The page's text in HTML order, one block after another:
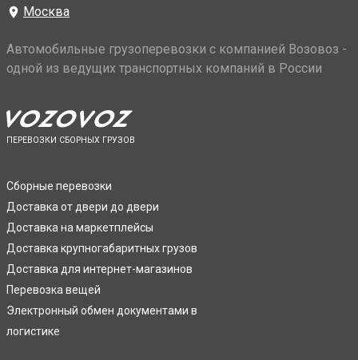
Москва
Автомобильные грузоперевозки с компанией Возовоз -
одной из ведущих транспортных компаний в России
ПЕРЕВОЗКИ СБОРНЫХ ГРУЗОВ
Сборные перевозки
Доставка от двери до двери
Доставка на маркетплейсы
Доставка крупногабаритных грузов
Доставка для интернет-магазинов
Перевозка вещей
Электронный обмен документами в
логистике